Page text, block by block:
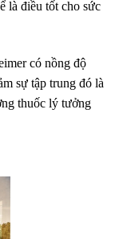
là điều tốt cho sức
có nồng độ
sự tập trung đó là
thuốc lý tưởng